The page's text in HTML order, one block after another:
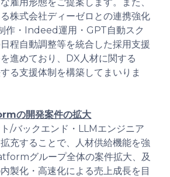
株式会社ディーゼロとの連携強化
作・Indeed運用・GPT自動スク
程自動調整等を統合した採用支援
進めており、DX人材に関する
る支援体制を構築してまいりま
の開発案件の拡大
/バックエンド・LLMエンジニア
充することで、人材供給機能を強
グループ全体の案件拡大、及
製化・高速化による売上成長を目